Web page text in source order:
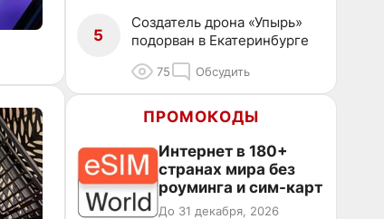
5
Создатель дрона «Упырь»
подорван в Екатеринбурге
75 Обсудить
ПРОМОКОДЫ
Интернет в 180+
странах мира без
роуминга и сим-карт
До 31 декабря, 2026